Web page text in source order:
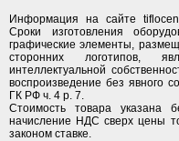
Информация на сайте
Сроки изготовления
графические элементы,
сторонних логотипов,
интеллектуальной
воспроизведение без явного
ГК РФ ч. 4 р. 7.
Стоимость товара указана
начисление НДС сверх цены
законом ставке.